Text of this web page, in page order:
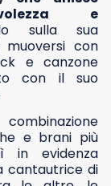
e
sulla sua
con
e canzone
con il suo
e brani più
in evidenza
cantautrice di